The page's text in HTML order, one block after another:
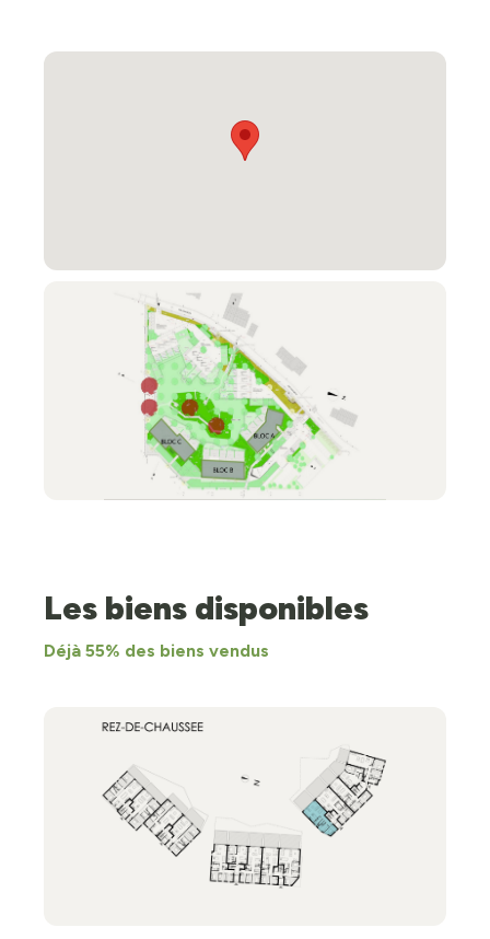
Les biens disponibles
Déjà 55% des biens vendus